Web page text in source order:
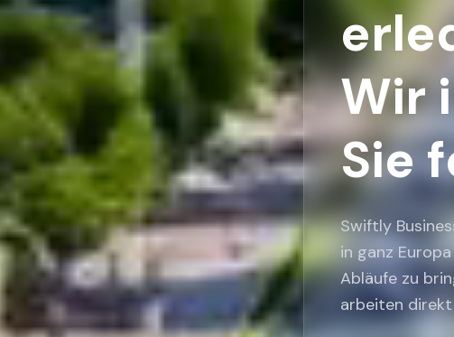
Wir
Sie
Swiftly
in ganz
Abläufe zu
arbeiten direkt